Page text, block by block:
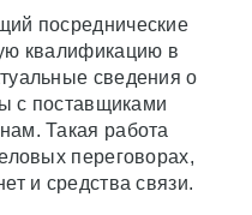
посреднические
квалификацию в
сведения о
с поставщиками
Такая работа
переговорах,
и средства связи.